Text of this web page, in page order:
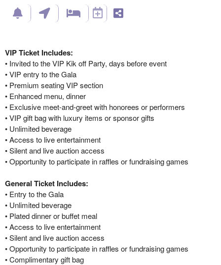
VIP Ticket Includes:
• Invited to the VIP Kik off Party, days before event
• VIP entry to the Gala
• Premium seating VIP section
• Enhanced menu, dinner
• Exclusive meet-and-greet with honorees or performers
• VIP gift bag with luxury items or sponsor gifts
• Unlimited beverage
• Access to live entertainment
• Silent and live auction access
• Opportunity to participate in raffles or fundraising games
General Ticket Includes:
• Entry to the Gala
• Unlimited beverage
• Plated dinner or buffet meal
• Access to live entertainment
• Silent and live auction access
• Opportunity to participate in raffles or fundraising games
• Complimentary gift bag